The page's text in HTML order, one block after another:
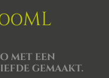
met een
gemaakt.